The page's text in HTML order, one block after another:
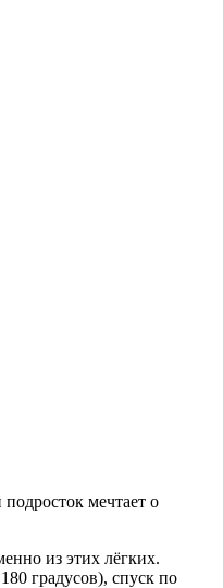
мечтает о
из этих лёгких.
градусов), спуск по